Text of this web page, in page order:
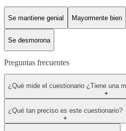
Se mantiene genial Mayormente bien
Se desmorona
Preguntas frecuentes
¿Qué mide el cuestionario ¿Tiene una
+
¿Qué tan preciso es este cuestionario?
+